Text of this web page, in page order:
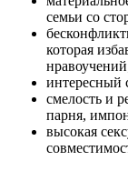
семьи со
которая
интересный
смелость и
парня,
высокая